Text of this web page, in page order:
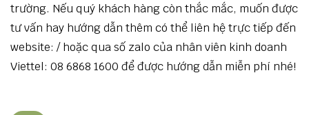
trường. Nếu quý khách hàng còn thắc mắc, muốn được
tư vấn hay hướng dẫn thêm có thể liên hệ trực tiếp đến
website: / hoặc qua số zalo của nhân viên kinh doanh
Viettel: 08 6868 1600 để được hướng dẫn miễn phí nhé!